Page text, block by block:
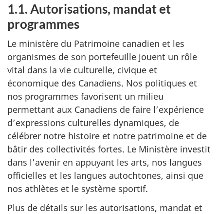
1.1. Autorisations, mandat et
programmes
Le ministère du Patrimoine canadien et les
organismes de son portefeuille jouent un rôle
vital dans la vie culturelle, civique et
économique des Canadiens. Nos politiques et
nos programmes favorisent un milieu
permettant aux Canadiens de faire l’expérience
d’expressions culturelles dynamiques, de
célébrer notre histoire et notre patrimoine et de
bâtir des collectivités fortes. Le Ministère investit
dans l’avenir en appuyant les arts, nos langues
officielles et les langues autochtones, ainsi que
nos athlètes et le système sportif.
Plus de détails sur les autorisations, mandat et